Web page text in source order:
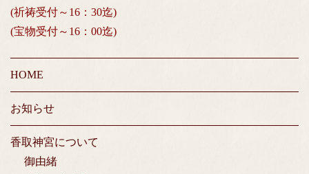
(祈祷受付～16：30迄)
(宝物受付～16：00迄)
HOME
お知らせ
香取神宮について
御由緒